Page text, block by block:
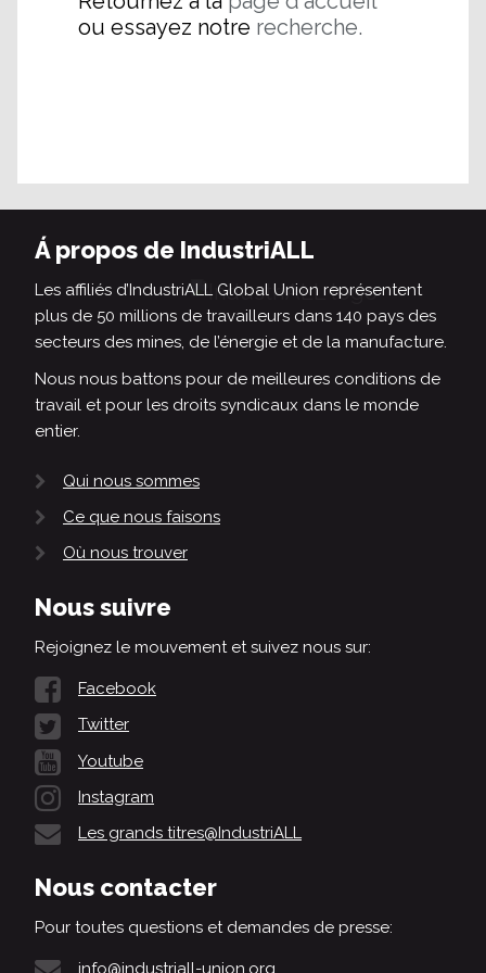
ou essayez notre recherche.
Á propos de IndustriALL
Les affiliés d’IndustriALL Global Union représentent
plus de 50 millions de travailleurs dans 140 pays des
secteurs des mines, de l’énergie et de la manufacture.
Nous nous battons pour de meilleures conditions de
travail et pour les droits syndicaux dans le monde
entier.
Qui nous sommes
Ce que nous faisons
Où nous trouver
Nous suivre
Rejoignez le mouvement et suivez nous sur:
Facebook
Twitter
Youtube
Instagram
Les grands titres@IndustriALL
Nous contacter
Pour toutes questions et demandes de presse:
info@industriall-union.org